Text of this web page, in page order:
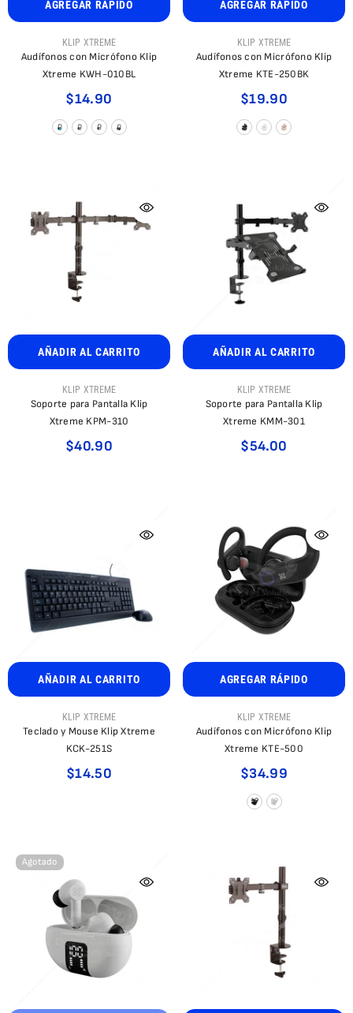
AGREGAR RÁPIDO
PROVEEDOR:KLIP XTREME
Audífonos con Micrófono Klip
Xtreme KWH-010BL
$14.90
AGREGAR RÁPIDO
PROVEEDOR:KLIP XTREME
Audífonos con Micrófono Klip
Xtreme KTE-250BK
$19.90
AÑADIR AL CARRITO
PROVEEDOR:KLIP XTREME
Soporte para Pantalla Klip
Xtreme KPM-310
$40.90
AÑADIR AL CARRITO
PROVEEDOR:KLIP XTREME
Soporte para Pantalla Klip
Xtreme KMM-301
$54.00
AÑADIR AL CARRITO
PROVEEDOR:KLIP XTREME
Teclado y Mouse Klip Xtreme
KCK-251S
$14.50
AGREGAR RÁPIDO
PROVEEDOR:KLIP XTREME
Audífonos con Micrófono Klip
Xtreme KTE-500
$34.99
Agotado